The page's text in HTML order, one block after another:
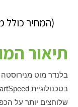
(המחיר כולל
תיאור
בלנדר מוט מנירוסטה
בטכנולוגיית
שלוחצים יותר על